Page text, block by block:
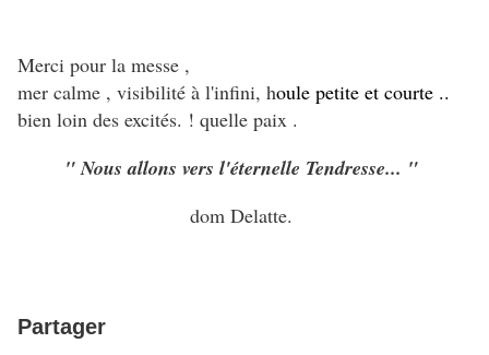
Merci pour la messe ,
mer calme , visibilité à l'infini, houle petite et courte ..
bien loin des excités. ! quelle paix .
" Nous allons vers l'éternelle Tendresse... "
dom Delatte.
Partager